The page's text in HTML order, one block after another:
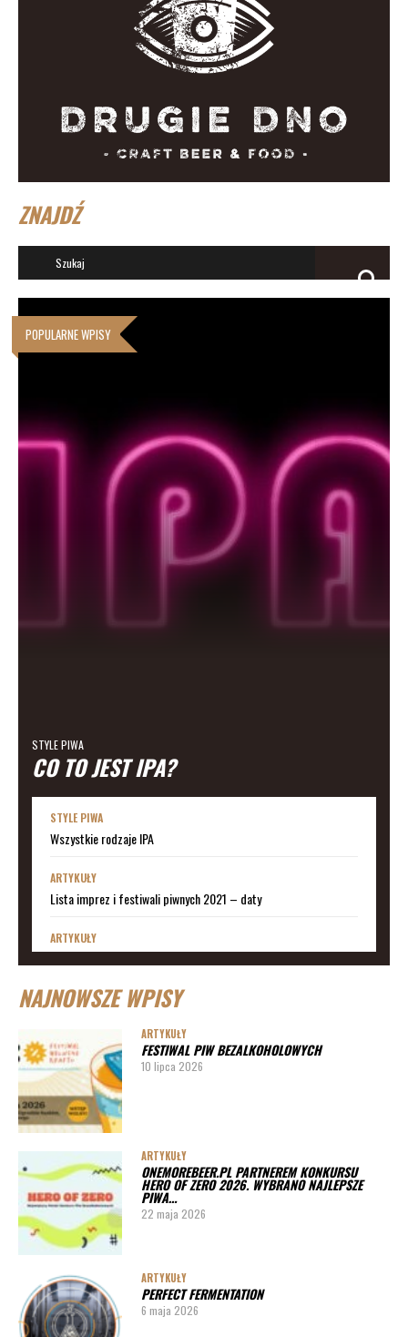
ZNAJDŹ
POPULARNE WPISY
STYLE PIWA
CO TO JEST IPA?
STYLE PIWA
Wszystkie rodzaje IPA
ARTYKUŁY
Lista imprez i festiwali piwnych 2021 – daty
ARTYKUŁY
Lista imprez i festiwali piwnych 2020 – daty
ARTYKUŁY
ARTYKUŁY
Lista imprez i festiwali piwnych 2020 – miasta
ARTYKUŁY
Pędy chmielu – danie ekskluzywne
PORADY
Jak działa instalacja do wyszynku piwa w barze
NAJNOWSZE WPISY
ARTYKUŁY
FESTIWAL PIW BEZALKOHOLOWYCH
10 lipca 2026
ARTYKUŁY
ONEMOREBEER.PL PARTNEREM KONKURSU
HERO OF ZERO 2026. WYBRANO NAJLEPSZE
PIWA…
22 maja 2026
ARTYKUŁY
PERFECT FERMENTATION
6 maja 2026